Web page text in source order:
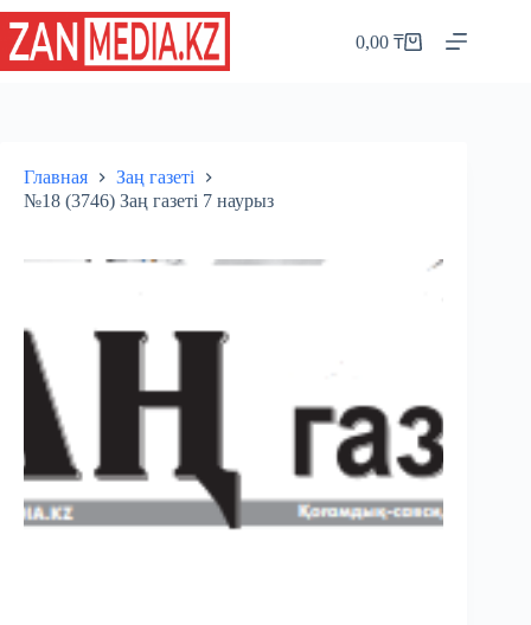
Перейти
сути
Корзина
0,00₸
Главная
Заң газеті
№18 (3746) Заң газеті 7 наурыз